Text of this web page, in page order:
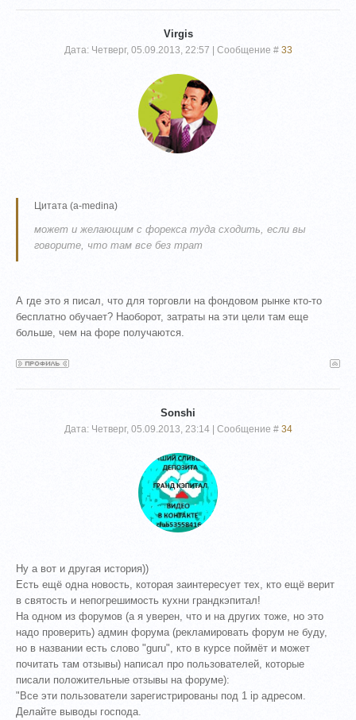
Virgis
Дата: Четверг, 05.09.2013, 22:57 | Сообщение # 33
Цитата (a-medina)
может и желающим с форекса туда сходить, если вы
говорите, что там все без трат
А где это я писал, что для торговли на фондовом рынке кто-то
бесплатно обучает? Наоборот, затраты на эти цели там еще
больше, чем на форе получаются.
Sonshi
Дата: Четверг, 05.09.2013, 23:14 | Сообщение # 34
Ну а вот и другая история))
Есть ещё одна новость, которая заинтересует тех, кто ещё верит
в святость и непогрешимость кухни грандкэпитал!
На одном из форумов (а я уверен, что и на других тоже, но это
надо проверить) админ форума (рекламировать форум не буду,
но в названии есть слово "guru", кто в курсе поймёт и может
почитать там отзывы) написал про пользователей, которые
писали положительные отзывы на форуме):
"Все эти пользователи зарегистрированы под 1 ip адресом.
Делайте выводы господа.